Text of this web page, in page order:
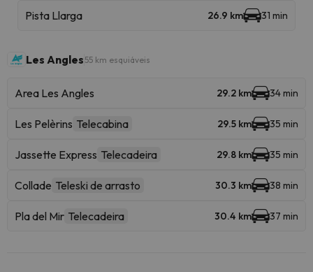
Pista Llarga 26.9 km 31 min
Les Angles 55 km esquiáveis
Area Les Angles 29.2 km 34 min
Les Pelèrins Telecabina 29.5 km 35 min
Jassette Express Telecadeira 29.8 km 35 min
Collade Teleski de arrasto 30.3 km 38 min
Pla del Mir Telecadeira 30.4 km 37 min